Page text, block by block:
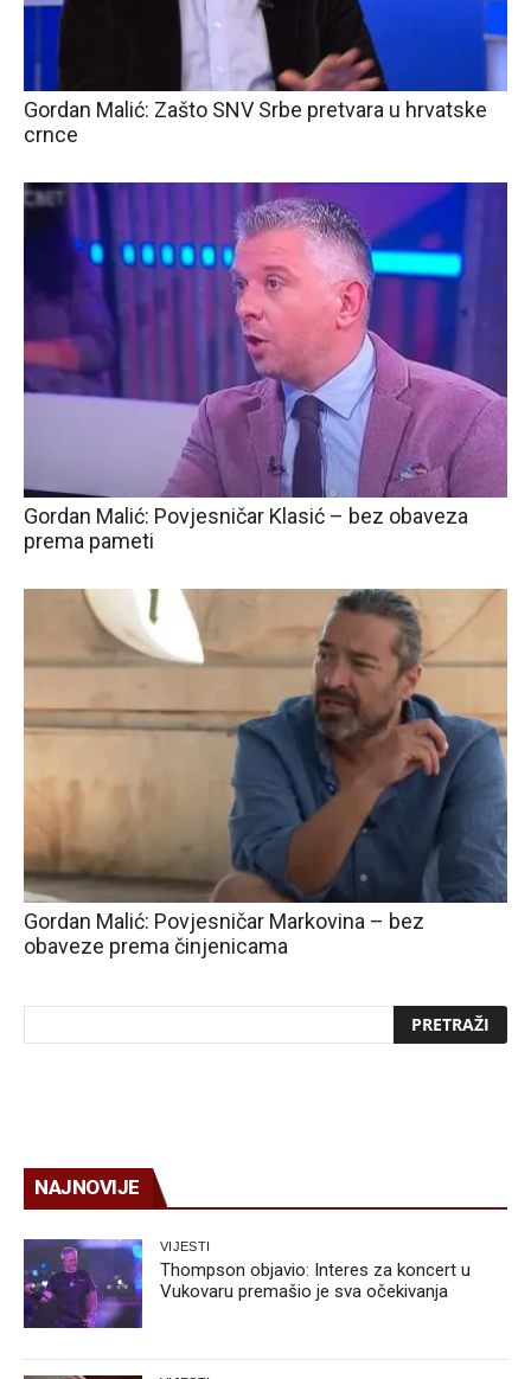
Gordan Malić: Zašto SNV Srbe pretvara u hrvatske
crnce
Gordan Malić: Povjesničar Klasić – bez obaveza
prema pameti
Gordan Malić: Povjesničar Markovina – bez
obaveze prema činjenicama
NAJNOVIJE
VIJESTI
Thompson objavio: Interes za koncert u
Vukovaru premašio je sva očekivanja